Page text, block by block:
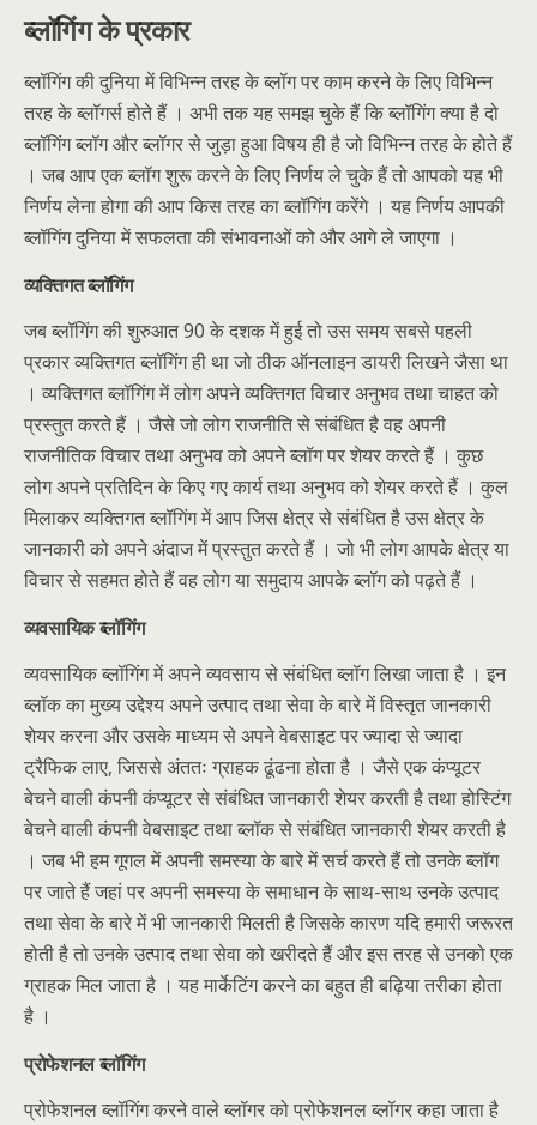
ब्लॉगिंग के प्रकार
ब्लॉगिंग की दुनिया में विभिन्न तरह के ब्लॉग पर काम करने के लिए विभिन्न
तरह के ब्लॉगर्स होते हैं । अभी तक यह समझ चुके हैं कि ब्लॉगिंग क्या है दो
ब्लॉगिंग ब्लॉग और ब्लॉगर से जुड़ा हुआ विषय ही है जो विभिन्न तरह के होते हैं
। जब आप एक ब्लॉग शुरू करने के लिए निर्णय ले चुके हैं तो आपको यह भी
निर्णय लेना होगा की आप किस तरह का ब्लॉगिंग करेंगे । यह निर्णय आपकी
ब्लॉगिंग दुनिया में सफलता की संभावनाओं को और आगे ले जाएगा ।
व्यक्तिगत ब्लॉगिंग
जब ब्लॉगिंग की शुरुआत 90 के दशक में हुई तो उस समय सबसे पहली
प्रकार व्यक्तिगत ब्लॉगिंग ही था जो ठीक ऑनलाइन डायरी लिखने जैसा था
। व्यक्तिगत ब्लॉगिंग में लोग अपने व्यक्तिगत विचार अनुभव तथा चाहत को
प्रस्तुत करते हैं । जैसे जो लोग राजनीति से संबंधित है वह अपनी
राजनीतिक विचार तथा अनुभव को अपने ब्लॉग पर शेयर करते हैं । कुछ
लोग अपने प्रतिदिन के किए गए कार्य तथा अनुभव को शेयर करते हैं । कुल
मिलाकर व्यक्तिगत ब्लॉगिंग में आप जिस क्षेत्र से संबंधित है उस क्षेत्र के
जानकारी को अपने अंदाज में प्रस्तुत करते हैं । जो भी लोग आपके क्षेत्र या
विचार से सहमत होते हैं वह लोग या समुदाय आपके ब्लॉग को पढ़ते हैं ।
व्यवसायिक ब्लॉगिंग
व्यवसायिक ब्लॉगिंग में अपने व्यवसाय से संबंधित ब्लॉग लिखा जाता है । इन
ब्लॉक का मुख्य उद्देश्य अपने उत्पाद तथा सेवा के बारे में विस्तृत जानकारी
शेयर करना और उसके माध्यम से अपने वेबसाइट पर ज्यादा से ज्यादा
ट्रैफिक लाए, जिससे अंततः ग्राहक ढूंढना होता है । जैसे एक कंप्यूटर
बेचने वाली कंपनी कंप्यूटर से संबंधित जानकारी शेयर करती है तथा होस्टिंग
बेचने वाली कंपनी वेबसाइट तथा ब्लॉक से संबंधित जानकारी शेयर करती है
। जब भी हम गूगल में अपनी समस्या के बारे में सर्च करते हैं तो उनके ब्लॉग
पर जाते हैं जहां पर अपनी समस्या के समाधान के साथ-साथ उनके उत्पाद
तथा सेवा के बारे में भी जानकारी मिलती है जिसके कारण यदि हमारी जरूरत
होती है तो उनके उत्पाद तथा सेवा को खरीदते हैं और इस तरह से उनको एक
ग्राहक मिल जाता है । यह मार्केटिंग करने का बहुत ही बढ़िया तरीका होता
है ।
प्रोफेशनल ब्लॉगिंग
प्रोफेशनल ब्लॉगिंग करने वाले ब्लॉगर को प्रोफेशनल ब्लॉगर कहा जाता है